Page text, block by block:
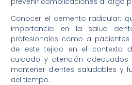
Conocer el cemento radicular:
importancia en la salud
profesionales como a
de este tejido en el contexto
cuidado y atención adecuados
mantener dientes saludables y
del tiempo.